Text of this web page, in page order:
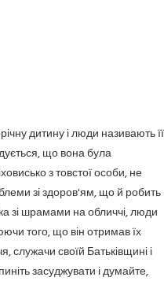
дитину і люди називають її
що вона була
з товстої особи, не
зі здоров'ям, що й робить
зі шрамами на обличчі, люди
того, що він отримав їх
своїй Батьківщині і
засуджувати і думайте,